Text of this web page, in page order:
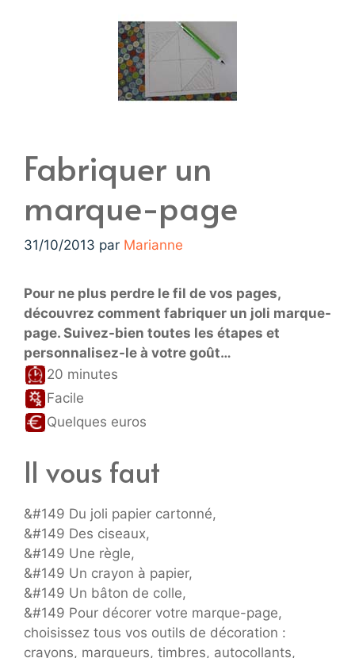
Fabriquer un
marque-page
31/10/2013 par Marianne
Pour ne plus perdre le fil de vos pages,
découvrez comment fabriquer un joli marque-
page. Suivez-bien toutes les étapes et
personnalisez-le à votre goût…
20 minutes
Facile
Quelques euros
Il vous faut
&#149 Du joli papier cartonné,
&#149 Des ciseaux,
&#149 Une règle,
&#149 Un crayon à papier,
&#149 Un bâton de colle,
&#149 Pour décorer votre marque-page,
choisissez tous vos outils de décoration :
crayons, marqueurs, timbres, autocollants,